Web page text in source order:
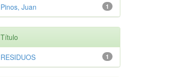
1
Pinos, Juan
Título
1
RESIDUOS